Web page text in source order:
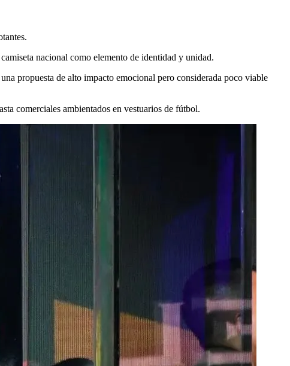
nacional como elemento de identidad y unidad.
propuesta de alto impacto emocional pero considerada poco viable
comerciales ambientados en vestuarios de fútbol.